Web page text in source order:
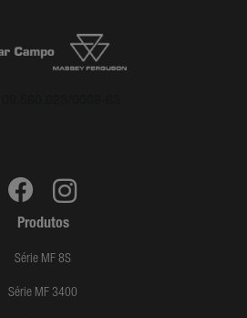
Produtos
Série MF 8S
Série MF 3400